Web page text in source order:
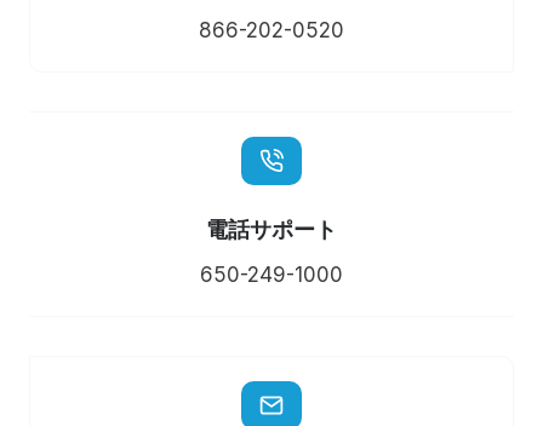
866-202-0520
電話サポート
650-249-1000